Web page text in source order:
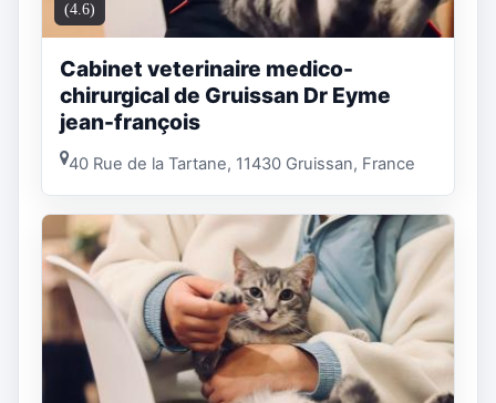
(4.6)
Cabinet veterinaire medico-
chirurgical de Gruissan Dr Eyme
jean-françois
40 Rue de la Tartane, 11430 Gruissan, France